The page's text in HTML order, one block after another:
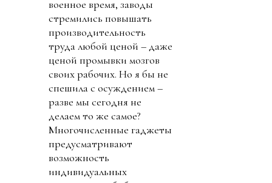
военное время, заводы
стремились повышать
производительность
труда любой ценой – даже
ценой промывки мозгов
своих рабочих. Но я бы не
спешила с осуждением –
разве мы сегодня не
делаем то же самое?
Многочисленные гаджеты
предусматривают
возможность
индивидуальных